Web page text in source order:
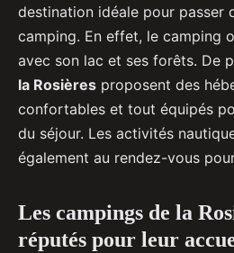
destination idéale pour passer
camping. En effet, le camping
avec son lac et ses forêts. De
la Rosières proposent des
confortables et tout équipés
du séjour. Les activités
également au rendez-vous
Les campings de la
réputés pour leur